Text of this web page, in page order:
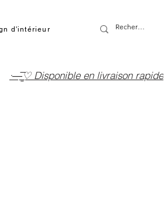
d'intérieur
·—̳͟͞͞♡ Disponible en livraison rapide